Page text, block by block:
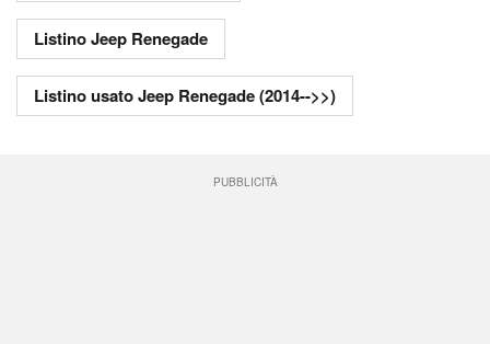
Listino Jeep Renegade
Listino usato Jeep Renegade (2014-->>)
PUBBLICITÀ